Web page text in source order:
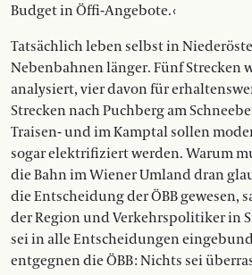
Budget in Öffi-Angebote. ‹
Tatsächlich leben selbst in
Nebenbahnen länger. Fünf Strecken
analysiert, vier davon für
Strecken nach Puchberg am
Traisen- und im Kamptal sollen
sogar elektrifiziert werden. Warum
die Bahn im Wiener Umland dran
die Entscheidung der ÖBB gewesen,
der Region und Verkehrspolitiker in
sei in alle Entscheidungen
entgegnen die ÖBB : Nichts sei